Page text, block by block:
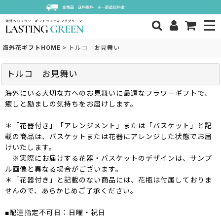
海外花ギフトHOME > トルコ お見舞い
トルコ お見舞い
海外にいる大切な方へのお見舞いに最適なフラワーギフトで、
癒しと励ましの気持ちをお届けします。
＊「花器付き」「アレンジメント」または「バスケット」と記
載の商品は、バスケットまたは花器にアレンジした状態でお届
けいたします。
※実際にお届けする花器・バスケットのデザインは、サンプ
ル画像と異なる場合がございます。
＊「花器付き」と記載のない商品には、花瓶は付属しておりま
せんので、あらかじめご了承ください。
■配達指定不可日：日曜・祝日